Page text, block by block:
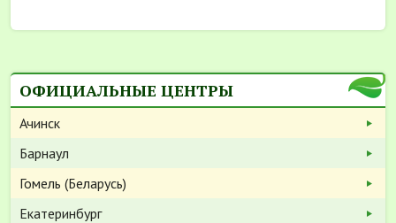
ОФИЦИАЛЬНЫЕ ЦЕНТРЫ
Ачинск
Барнаул
Гомель (Беларусь)
Екатеринбург